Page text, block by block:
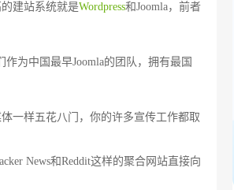
建站系统就是Wordpress和Joomla，前者
为中国最早Joomla的团队，拥有最国
样五花八门，你的许多宣传工作都取
News和Reddit这样的聚合网站直接向